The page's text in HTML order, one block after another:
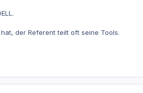
der Referent teilt oft seine Tools.